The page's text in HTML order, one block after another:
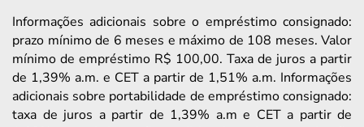
Informações adicionais sobre o empréstimo consignado:
prazo mínimo de 6 meses e máximo de 108 meses. Valor
mínimo de empréstimo R$ 100,00. Taxa de juros a partir
de 1,39% a.m. e CET a partir de 1,51% a.m. Informações
adicionais sobre portabilidade de empréstimo consignado:
taxa de juros a partir de 1,39% a.m e CET a partir de